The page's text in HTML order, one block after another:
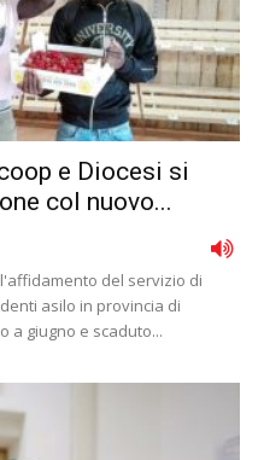
e Diocesi si
col nuovo...
del servizio di
asilo in provincia di
a giugno e scaduto...